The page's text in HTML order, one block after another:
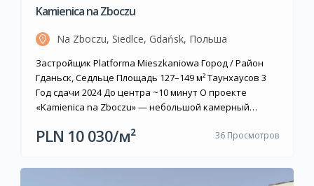
Kamienica na Zboczu
Na Zboczu, Siedlce, Gdańsk, Польша
Застройщик Platforma Mieszkaniowa Город / Район
Гданьск, Седльце Площадь 127–149 м² Таунхаусов 3
Год сдачи 2024 До центра ~10 минут О проекте
«Kamienica na Zboczu» — небольшой камерный
Седльце города Гданьска. Комплекс состоит из трёх
склоне улицы Na Zboczu: тихое, зелёное окружение
PLN 10 030/м² 36 Просмотров